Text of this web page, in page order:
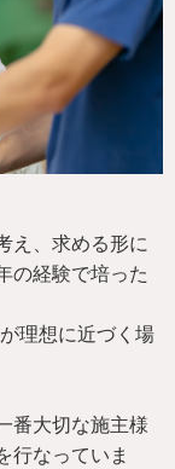
え、求める形に
の経験で培った
理想に近づく場
番大切な施主様
行なっていま